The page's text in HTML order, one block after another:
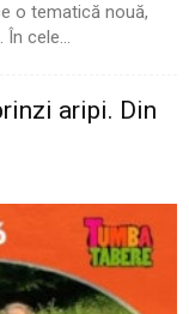
o tematică nouă,
cele...
aripi. Din